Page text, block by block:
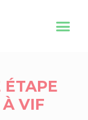
ÉTAPE
VIF